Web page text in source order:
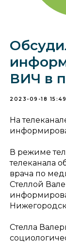
ВИЧ в
2023-09-18 15:49
На
В режиме
телеканала
врача по
Стеллой
Стелла